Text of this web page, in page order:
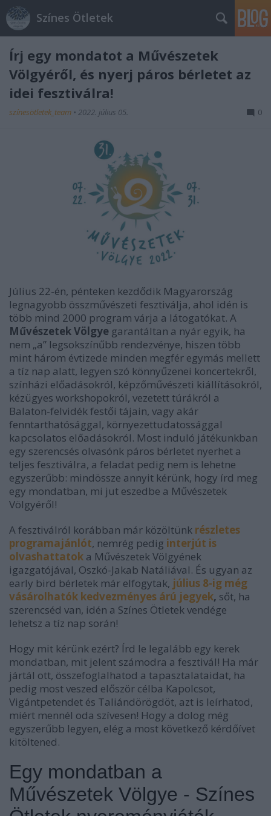
Színes Ötletek
Írj egy mondatot a Művészetek
Völgyéről, és nyerj páros bérletet az
idei fesztiválra!
színesötletek_team • 2022. július 05. 0
Július 22-én, pénteken kezdődik Magyarország
legnagyobb összművészeti fesztiválja, ahol idén is
több mind 2000 program várja a látogatókat. A
Művészetek Völgye garantáltan a nyár egyik, ha
nem „a” legsokszínűbb rendezvénye, hiszen több
mint három évtizede minden megfér egymás mellett
a tíz nap alatt, legyen szó könnyűzenei koncertekről,
színházi előadásokról, képzőművészeti kiállításokról,
kézügyes workshopokról, vezetett túrákról a
Balaton-felvidék festői tájain, vagy akár
fenntarthatósággal, környezettudatossággal
kapcsolatos előadásokról. Most induló játékunkban
egy szerencsés olvasónk páros bérletet nyerhet a
teljes fesztiválra, a feladat pedig nem is lehetne
egyszerűbb: mindössze annyit kérünk, hogy írd meg
egy mondatban, mi jut eszedbe a Művészetek
Völgyéről!
A fesztiválról korábban már közöltünk részletes
programajánlót, nemrég pedig interjút is
olvashattatok a Művészetek Völgyének
igazgatójával, Oszkó-Jakab Natáliával. És ugyan az
early bird bérletek már elfogytak, július 8-ig még
vásárolhatók kedvezményes árú jegyek, sőt, ha
szerencséd van, idén a Színes Ötletek vendége
lehetsz a tíz nap során!
Hogy mit kérünk ezért? Írd le legalább egy kerek
mondatban, mit jelent számodra a fesztivál! Ha már
jártál ott, összefoglalhatod a tapasztalataidat, ha
pedig most veszed először célba Kapolcsot,
Vigántpetendet és Taliándörögdöt, azt is leírhatod,
miért mennél oda szívesen! Hogy a dolog még
egyszerűbb legyen, elég a most következő kérdőívet
kitöltened.